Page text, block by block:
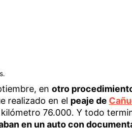
en otro
realizado en el peaje de
76.000. Y todo
en un auto con